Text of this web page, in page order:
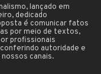
lançado em
dedicado
é comunicar fatos
por meio de textos,
profissionais
autoridade e
canais.